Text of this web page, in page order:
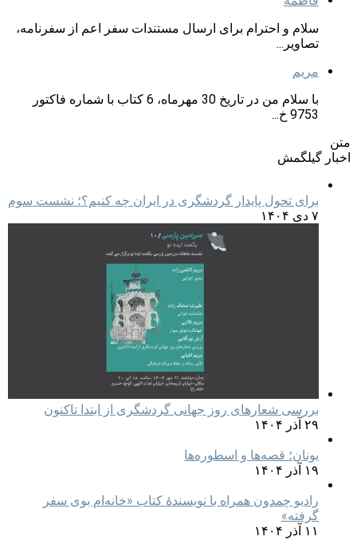
سلام و احترام برای ارسال مستندات سفر اعم از سفرنامه،
تصاویر...
مریم
با سلام من در تاریخ 30 مهرماه، 6 کتاب با شماره فاکتور
9753 خ...
متن
اخبار گیلگمش
برای تحول پایدار گردشگری در ایران چه کنیم؟؛ نشست سوم
۷ دی ۱۴۰۴
بررسی شعارهای روز جهانی گردشگری از ابتدا تاکنون
۲۹ آذر ۱۴۰۴
یونان؛ قصه‌ها و اسطوره‌ها
۱۹ آذر ۱۴۰۴
رادیو چمدون همراه با نویسندهٔ کتاب «خانه‌ام بوی سفر
گرفته»
۱۱ آذر ۱۴۰۴